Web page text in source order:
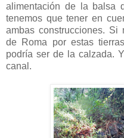
alimentación de la balsa
tenemos que tener en
ambas construcciones. Si
de Roma por estas
podría ser de la calzada.
canal.